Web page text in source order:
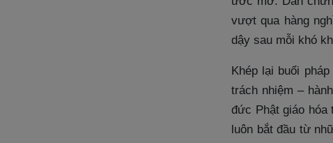
vượt qua hàng
dậy sau mỗi khó
Khép lại buổi
trách nhiệm –
đức Phật giáo hóa
luôn bắt đầu từ